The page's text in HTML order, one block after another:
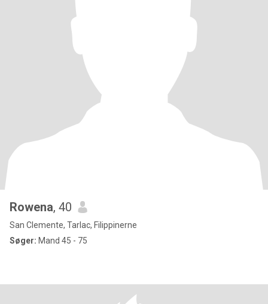
Rowena, 40
San Clemente, Tarlac, Filippinerne
Søger: Mand 45 - 75